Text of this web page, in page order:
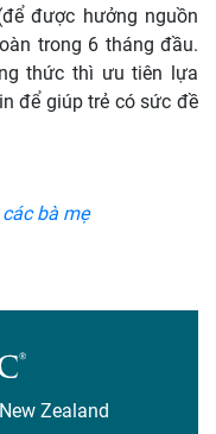
được hưởng nguồn
trong 6 tháng đầu.
thức thì ưu tiên lựa
để giúp trẻ có sức đề
bà mẹ
Zealand